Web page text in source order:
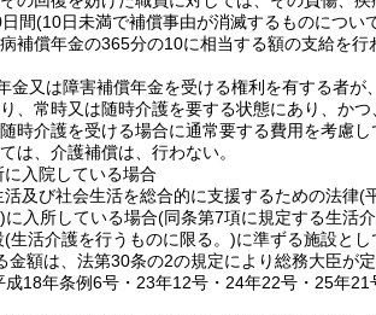
間(10日未満で補償事由が消滅するものについ
補償年金の365分の10に相当する額の支給を行
金又は障害補償年金を受ける権利を有する者
、常時又は随時介護を要する状態にあり、か
時介護を受ける場合に通常要する費用を考慮し
は、介護補償は、行わない。
入院している場合
活及び社会生活を総合的に支援するための法律(
に入所している場合(同条第7項に規定する生活
(生活介護を行うものに限る。)に準ずる施設と
金額は、法第30条の2の規定により総務大臣が
成18年条例6号・23年12号・24年22号・25年21